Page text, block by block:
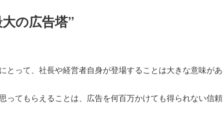
の広告塔”
とって、社長や経営者自身が登場することは大きな意味があ
ってもらえることは、広告を何百万かけても得られない信頼